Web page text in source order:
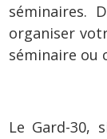
séminaires.
organiser
séminaire ou
Le Gard-30,